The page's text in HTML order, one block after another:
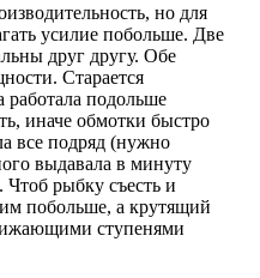
но для
усилие побольше. Две
друг другу. Обе
Старается
работала подольше
иначе обмотки быстро
все подряд (нужно
выдавала в минуту
Чтоб рыбку съесть и
побольше, а крутящий
ступенями